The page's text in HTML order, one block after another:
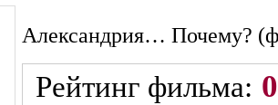
Александрия… Почему?
Рейтинг фильма: 0